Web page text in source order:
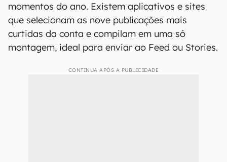
momentos do ano. Existem aplicativos e sites
que selecionam as nove publicações mais
curtidas da conta e compilam em uma só
montagem, ideal para enviar ao Feed ou Stories.
CONTINUA APÓS A PUBLICIDADE